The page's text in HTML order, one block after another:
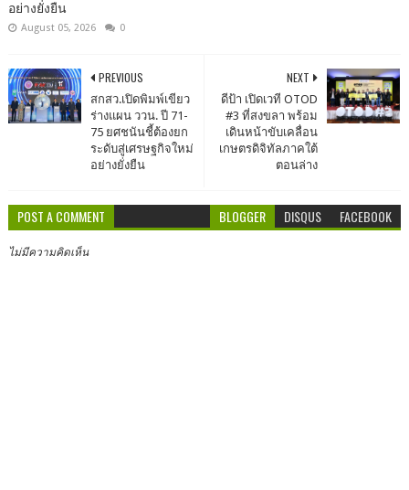
อย่างยั่งยืน
August 05, 2026 0
NEXT
ดีป้า เปิดเวที OTOD
#3 ที่สงขลา พร้อม
เดินหน้าขับเคลื่อน
เกษตรดิจิทัลภาคใต้
ตอนล่าง
PREVIOUS
สกสว.เปิดพิมพ์เขียว
ร่างแผน ววน. ปี 71-
75 ยศชนันชี้ต้องยก
ระดับสู่เศรษฐกิจใหม่
อย่างยั่งยืน
POST A COMMENT BLOGGER DISQUS FACEBOOK
ไม่มีความคิดเห็น